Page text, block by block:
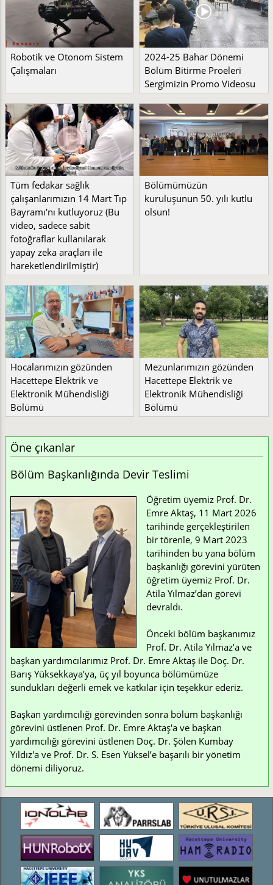
Robotik ve Otonom Sistem
Çalışmaları
2024-25 Bahar Dönemi
Bölüm Bitirme Proeleri
Sergimizin Promo Videosu
Tüm fedakar sağlık
çalışanlarımızın 14 Mart Tıp
Bayramı'nı kutluyoruz (Bu
video, sadece sabit
fotoğraflar kullanılarak
yapay zeka araçları ile
hareketlendirilmiştir)
Bölümümüzün
kuruluşunun 50. yılı kutlu
olsun!
Hocalarımızın gözünden
Hacettepe Elektrik ve
Elektronik Mühendisliği
Bölümü
Mezunlarımızın gözünden
Hacettepe Elektrik ve
Elektronik Mühendisliği
Bölümü
Öne çıkanlar
Bölüm Başkanlığında Devir Teslimi
Öğretim üyemiz Prof. Dr.
Emre Aktaş, 11 Mart 2026
tarihinde gerçekleştirilen
bir törenle, 9 Mart 2023
tarihinden bu yana bölüm
başkanlığı görevini yürüten
öğretim üyemiz Prof. Dr.
Atila Yılmaz’dan görevi
devraldı.
Önceki bölüm başkanımız
Prof. Dr. Atila Yılmaz’a ve
başkan yardımcılarımız Prof. Dr. Emre Aktaş ile Doç. Dr.
Barış Yüksekkaya’ya, üç yıl boyunca bölümümüze
sundukları değerli emek ve katkılar için teşekkür ederiz.
Başkan yardımcılığı görevinden sonra bölüm başkanlığı
görevini üstlenen Prof. Dr. Emre Aktaş'a ve başkan
yardımcılığı görevini üstlenen Doç. Dr. Şölen Kumbay
Yıldız'a ve Prof. Dr. S. Esen Yüksel’e başarılı bir yönetim
dönemi diliyoruz.